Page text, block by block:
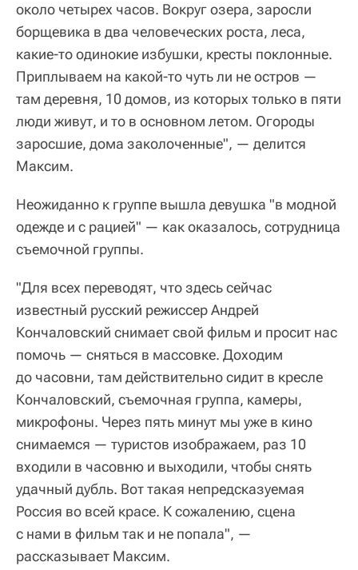
около четырех часов. Вокруг озера, заросли
борщевика в два человеческих роста, леса,
какие-то одинокие избушки, кресты поклонные.
Приплываем на какой-то чуть ли не остров —
там деревня, 10 домов, из которых только в пяти
люди живут, и то в основном летом. Огороды
заросшие, дома заколоченные", — делится
Максим.
Неожиданно к группе вышла девушка "в модной
одежде и с рацией" — как оказалось, сотрудница
съемочной группы.
"Для всех переводят, что здесь сейчас
известный русский режиссер Андрей
Кончаловский снимает свой фильм и просит нас
помочь — сняться в массовке. Доходим
до часовни, там действительно сидит в кресле
Кончаловский, съемочная группа, камеры,
микрофоны. Через пять минут мы уже в кино
снимаемся — туристов изображаем, раз 10
входили в часовню и выходили, чтобы снять
удачный дубль. Вот такая непредсказуемая
Россия во всей красе. К сожалению, сцена
с нами в фильм так и не попала", —
рассказывает Максим.